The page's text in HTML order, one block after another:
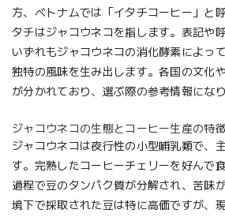
方、ベトナムでは「イタチコーヒー」と
タチはジャコウネコを指します。表記や
いずれもジャコウネコの消化酵素によっ
独特の風味を生み出します。各国の文化
が分かれており、選ぶ際の参考情報になり
ジャコウネコの生態とコーヒー生産の特
ジャコウネコは夜行性の小型哺乳類で、
す。完熟したコーヒーチェリーを好んで
過程で豆のタンパク質が分解され、苦味
境下で採取された豆は特に高価ですが、